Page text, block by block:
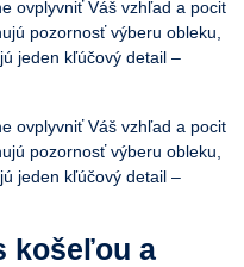
ovplyvniť Váš vzhľad a pocit
pozornosť výberu obleku,
jeden kľúčový detail –
ovplyvniť Váš vzhľad a pocit
pozornosť výberu obleku,
jeden kľúčový detail –
košeľou a